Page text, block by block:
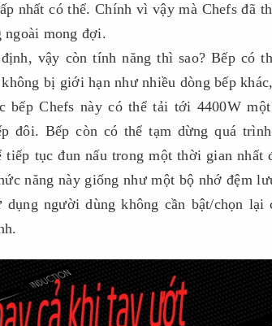
nhất có thể. Chính vì vậy mà Chefs đã
ngoài mong đợi.
vậy còn tính năng thì sao? Bếp có
bị giới hạn như nhiều dòng bếp
bếp Chefs này có thể tải tới 4400W
đôi. Bếp còn có thể tạm dừng quá
tục đun nấu trong một thời gian nhất
năng này giống như một bộ nhớ đệm
người dùng không cần bật/chọn lại